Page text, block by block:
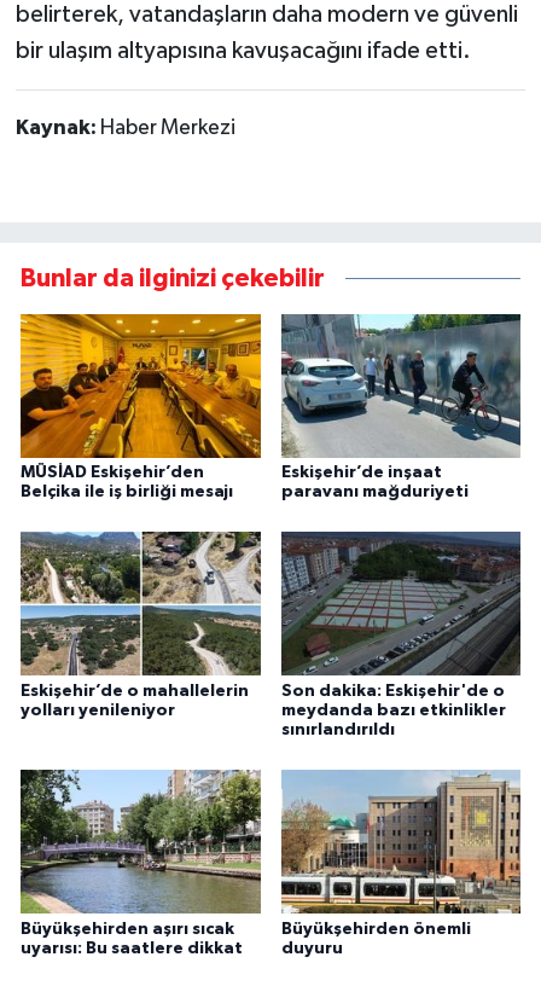
belirterek, vatandaşların daha modern ve güvenli
bir ulaşım altyapısına kavuşacağını ifade etti.
Kaynak: Haber Merkezi
Bunlar da ilginizi çekebilir
MÜSİAD Eskişehir’den
Belçika ile iş birliği mesajı
Eskişehir’de inşaat
paravanı mağduriyeti
Eskişehir’de o mahallelerin
yolları yenileniyor
Son dakika: Eskişehir'de o
meydanda bazı etkinlikler
sınırlandırıldı
Büyükşehirden aşırı sıcak
uyarısı: Bu saatlere dikkat
Büyükşehirden önemli
duyuru